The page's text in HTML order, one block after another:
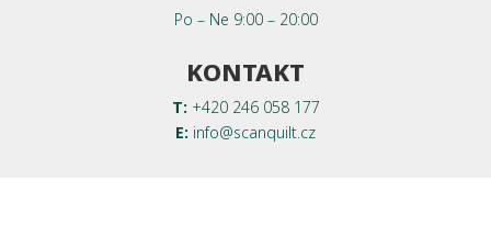
Po – Ne 9:00 – 20:00
KONTAKT
T: +420 246 058 177
E: info@scanquilt.cz